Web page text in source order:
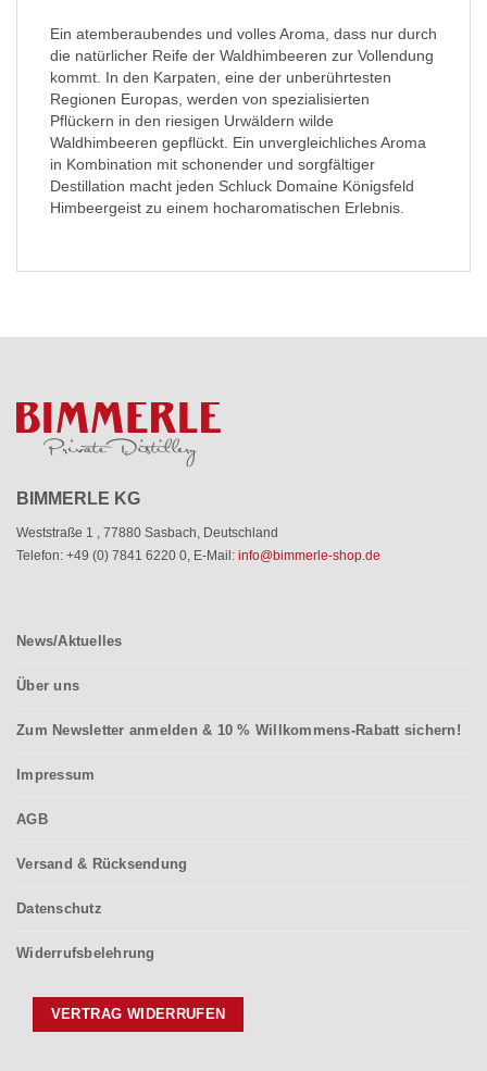
Ein atemberaubendes und volles Aroma, dass nur durch
die natürlicher Reife der Waldhimbeeren zur Vollendung
kommt. In den Karpaten, eine der unberührtesten
Regionen Europas, werden von spezialisierten
Pflückern in den riesigen Urwäldern wilde
Waldhimbeeren gepflückt. Ein unvergleichliches Aroma
in Kombination mit schonender und sorgfältiger
Destillation macht jeden Schluck Domaine Königsfeld
Himbeergeist zu einem hocharomatischen Erlebnis.
BIMMERLE KG
Weststraße 1 77880 Sasbach
Deutschland
Telefon: +49 (0) 7841 6220 0
E-Mail: info@bimmerle-shop.de
News/Aktuelles
Über uns
Zum Newsletter anmelden & 10 % Willkommens-Rabatt sichern!
Impressum
AGB
Versand & Rücksendung
Datenschutz
Widerrufsbelehrung
VERTRAG WIDERRUFEN